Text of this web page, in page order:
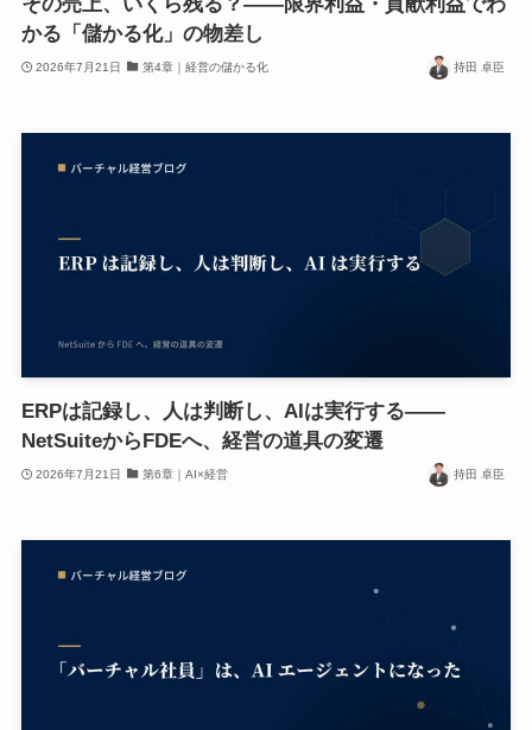
かる「儲かる化」の物差し
2026年7月21日 第4章｜経営の儲かる化 持田 卓臣
ERPは記録し、人は判断し、AIは実行する——
NetSuiteからFDEへ、経営の道具の変遷
2026年7月21日 第6章｜AI×経営 持田 卓臣